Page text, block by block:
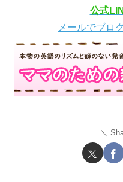
公式
メールでブロ